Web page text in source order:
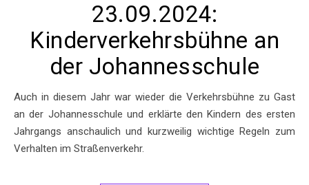
23.09.2024:
Kinderverkehrsbühne an
der Johannesschule
Auch in diesem Jahr war wieder die Verkehrsbühne zu Gast
an der Johannesschule und erklärte den Kindern des ersten
Jahrgangs anschaulich und kurzweilig wichtige Regeln zum
Verhalten im Straßenverkehr.